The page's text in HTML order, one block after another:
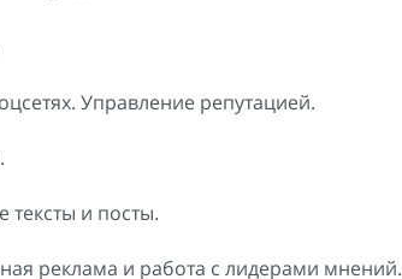
Управление репутацией.
тексты и посты.
реклама и работа с лидерами мнений.